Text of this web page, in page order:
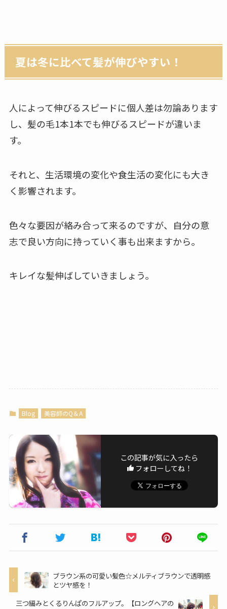
夏は冬に比べて髪が伸びやすい！
人によって伸びるスピードに個人差は勿論あります
し、髪の毛1本1本でも伸びるスピードが違いま
す。
それと、生活環境の変化や食生活の変化にも大き
く影響されます。
色々な要因が絡み合って来るのですが、自分の意
志で良い方向に持っていく事も出来ますから。
キレイな髪伸ばしていきましょう。
Blog 美容師のQ＆A
この記事が気に入ったら
フォローしてね！
ブラウン系の可愛い髪色☆メルティブラウンで透明感
とツヤ感を！
三つ編みとくるりんぱのフルアップ。【ロングヘアの